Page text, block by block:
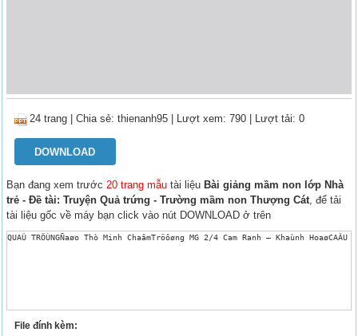
24 trang |Chia sẻ:thienanh95 | Lượt xem: 790 | Lượt tải: 0
DOWNLOAD
Bạn đang xem trước20 trang mẫu tài liệu Bài giảng mầm non lớp Nhà
trẻ - Đề tài: Truyện Quả trứng - Trường mầm non Thượng Cát, để tải
tài liệu gốc về máy bạn click vào nút DOWNLOAD ở trên
QUAÛ TRÖÙNGÑaøo Thò Minh ChaâmTröôøng MG 2/4 Cam Ranh –
File đính kèm: